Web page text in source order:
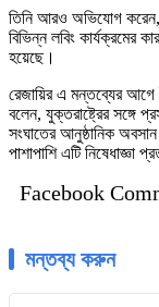
তিনি আরও অভিযোগ করেন,
বিভিন্ন লবিং কার্যক্রমের
হয়েছে।
রেজায়ির এ মন্তব্যের আগে
বলেন, যুক্তরাষ্ট্রের সঙ্গে
সংঘাতের আনুষ্ঠানিক
পাশাপাশি এটি
Facebook
মন্তব্য করুন